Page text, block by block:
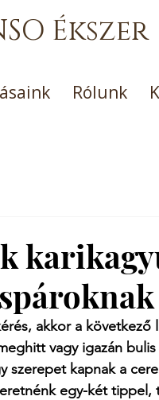
Ékszer
Rólunk
akkor a következő
vagy igazán
szerepet kapnak a
egy-két tippel,